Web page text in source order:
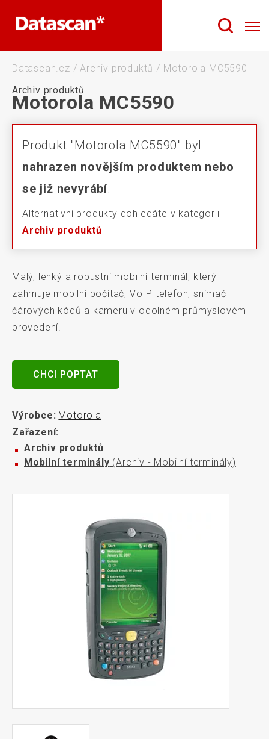
Datascan.cz / Archiv produktů / Motorola MC5590
Archiv produktů
Motorola MC5590
Produkt "Motorola MC5590" byl
nahrazen novějším produktem nebo
se již nevyrábí.
Alternativní produkty dohledáte v kategorii
Archiv produktů
Malý, lehký a robustní mobilní terminál, který
zahrnuje mobilní počítač, VoIP telefon, snímač
čárových kódů a kameru v odolném průmyslovém
provedení.
CHCI POPTAT
Výrobce: Motorola
Zařazení:
Archiv produktů
Mobilní terminály (Archiv - Mobilní terminály)